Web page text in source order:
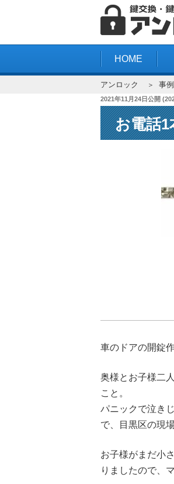
ツ
アンロ
HOME
アンロック 事
投
稿
日:
2021年11月24日公開 (
お電話1
車のドアの開錠
奥様とお子様二
こと。
パニックで泣き
で、目黒区の現
お子様がまだ小
りましたので、